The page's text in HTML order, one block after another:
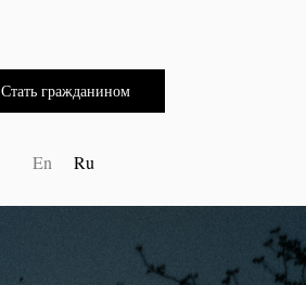
Стать гражданином
En Ru